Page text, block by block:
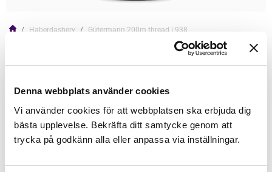
Denna webbplats använder cookies
Vi använder cookies för att webbplatsen ska erbjuda dig
bästa upplevelse. Bekräfta ditt samtycke genom att
trycka på godkänn alla eller anpassa via inställningar.
Haberdashery Gütermann 200m thread | 938
Gütermann 200m thread | 938
Read more
45,00kr